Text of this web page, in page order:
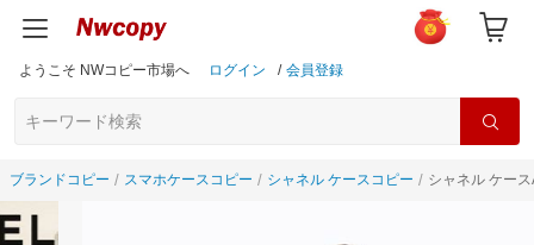
ようこそ NWコピー市場へ ログイン / 会員登録
ブランドコピー スマホケースコピー シャネル ケースコピー シャネル ケー